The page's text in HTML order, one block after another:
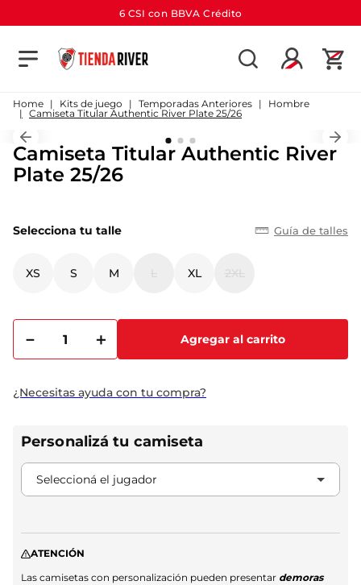
6 CSI con BBVA Crédito
Kits de juego Temporadas Anteriores
Hombre
Camiseta Titular Authentic River Plate 25/26
Camiseta Titular Authentic River
Plate 25/26
Guía de talles
Selecciona tu talle
XS S M XL
＋
－ Agregar al carrito
¿Necesitas ayuda con tu compra?
Personalizá tu camiseta
Seleccioná el jugador
5 Portillo
8 Meza
ATENCIÓN
Las camisetas con personalización pueden presentar demoras
TÉRMINOS MÁS BUSCADOS
1
camiseta
3 .
gorra
4
short
6.
pantalon
9.
river